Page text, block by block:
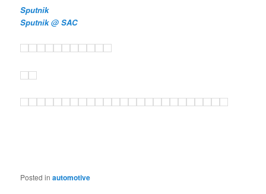
Sputnik
Sputnik @ SAC
Posted in automotive